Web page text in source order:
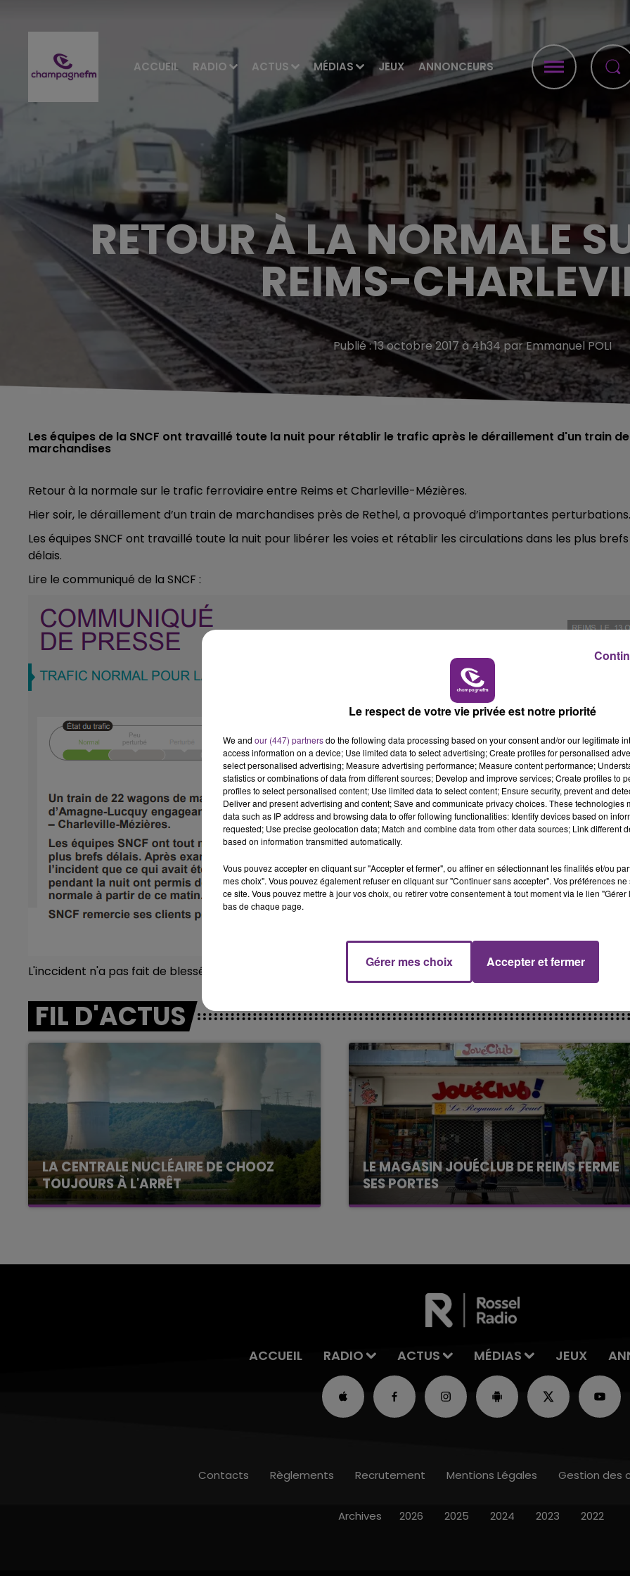
ACCUEIL RADIO ACTUS MÉDIAS JEUX ANNONCEURS
16h00 - 20h00
LE WEEK-END CHAMPAGNE FM LE WEEK-END CHAMPAGNE FM
RETOUR À LA NORMALE
REIMS-
Publié : 13 octobre 2017 à 4h34 par Emmanuel POLI
Les équipes de la SNCF ont travaillé toute la nuit pour rétablir le trafic après le déraillement d'un train de
marchandises
Retour à la normale sur le trafic ferroviaire entre Reims et Charleville-Mézières.
Hier soir, le déraillement d’un train de marchandises près de Rethel, a provoqué d’importantes perturbations.
Les équipes SNCF ont travaillé toute la nuit pour libérer les voies et rétablir les circulations dans les plus brefs
délais.
Lire le communiqué de la SNCF :
L'inccident n'a pas fait de blessé.
FIL D'ACTUS
LA CENTRALE NUCLÉAIRE DE CHOOZ
TOUJOURS À L'ARRÊT
Cela fait déjà une semaine que la centrale
LE MAGASIN JOUÉCLUB DE REIMS FERME
SES PORTES
C'était l'une des institutions du centre-ville
7h00 - 12h00
LE WEEK-END CHAMPAGNE FM
ACCUEIL RADIO ACTUS MÉDIAS JEUX
Contacts Règlements Recrutement Mentions Légales Gestion des
Archives 2026 2025 2024 2023 2022
Le respect de votre vie privée est notre priorité
We and our (447) partnersdo the following data processing based on your consent and/or our legitimate
access information on a device; Use limited data to select advertising; Create profiles for personalised
select personalised advertising; Measure advertising performance; Measure content performance;
statistics or combinations of data from different sources; Develop and improve services; Create profiles to
profiles to select personalised content; Use limited data to select content; Ensure security, prevent and
Deliver and present advertising and content; Save and communicate privacy choices. These technologies
data such as IP address and browsing data to offer following functionalities: Identify devices based on
requested; Use precise geolocation data; Match and combine data from other data sources; Link different
based on information transmitted automatically.
Vous pouvez accepter en cliquant sur "Accepter et fermer", ou affiner en sélectionnant les finalités et/ou
mes choix". Vous pouvez également refuser en cliquant sur "Continuer sans accepter". Vos préférences
ce site. Vous pouvez mettre à jour vos choix, ou retirer votre consentement à tout moment via le lien
bas de chaque page.
Gérer mes choix Accepter et fermer